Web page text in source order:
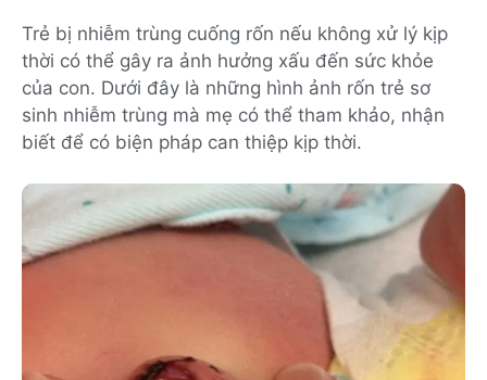
Trẻ bị nhiễm trùng cuống rốn nếu không xử lý kịp
thời có thể gây ra ảnh hưởng xấu đến sức khỏe
của con. Dưới đây là những hình ảnh rốn trẻ sơ
sinh nhiễm trùng mà mẹ có thể tham khảo, nhận
biết để có biện pháp can thiệp kịp thời.